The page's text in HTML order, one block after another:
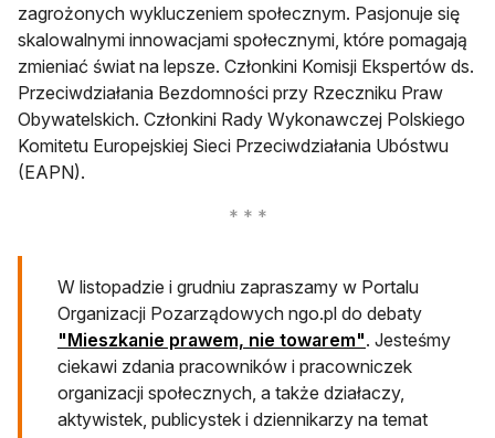
zagrożonych wykluczeniem społecznym. Pasjonuje się
skalowalnymi innowacjami społecznymi, które pomagają
zmieniać świat na lepsze. Członkini Komisji Ekspertów ds.
Przeciwdziałania Bezdomności przy Rzeczniku Praw
Obywatelskich. Członkini Rady Wykonawczej Polskiego
Komitetu Europejskiej Sieci Przeciwdziałania Ubóstwu
(EAPN).
W listopadzie i grudniu zapraszamy w Portalu
Organizacji Pozarządowych ngo.pl do debaty
"Mieszkanie prawem, nie towarem". Jesteśmy
ciekawi zdania pracowników i pracowniczek
organizacji społecznych, a także działaczy,
aktywistek, publicystek i dziennikarzy na temat